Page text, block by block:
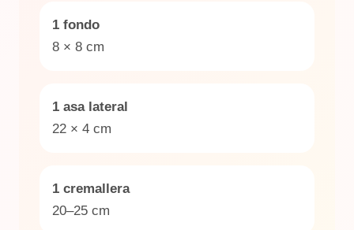
1 fondo
8 × 8 cm
1 asa lateral
22 × 4 cm
1 cremallera
20–25 cm